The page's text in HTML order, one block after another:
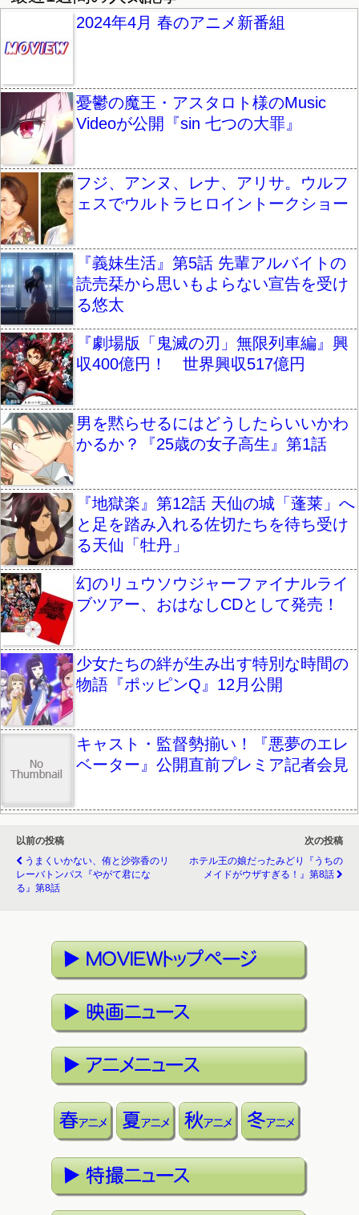
2024年4月 春のアニメ新番組
憂鬱の魔王・アスタロト様のMusic
Videoが公開『sin 七つの大罪』
フジ、アンヌ、レナ、アリサ。ウルフ
ェスでウルトラヒロイントークショー
『義妹生活』第5話 先輩アルバイトの
読売栞から思いもよらない宣告を受け
る悠太
『劇場版「鬼滅の刃」無限列車編』興
収400億円！ 世界興収517億円
男を黙らせるにはどうしたらいいかわ
かるか？『25歳の女子高生』第1話
『地獄楽』第12話 天仙の城「蓬莱」へ
と足を踏み入れる佐切たちを待ち受け
る天仙「牡丹」
幻のリュウソウジャーファイナルライ
ブツアー、おはなしCDとして発売！
少女たちの絆が生み出す特別な時間の
物語『ポッピンQ』12月公開
キャスト・監督勢揃い！『悪夢のエレ
ベーター』公開直前プレミア記者会見
以前の投稿
うまくいかない、侑と沙弥香のリ
レーバトンパス『やがて君にな
る』第8話
次の投稿
ホテル王の娘だったみどり『うちの
メイドがウザすぎる！』第8話